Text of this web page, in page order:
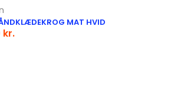
MAT HVID
kr.